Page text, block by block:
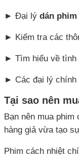
► Đại lý dán
► Kiểm tra các
► Tìm hiểu về tình
► Các đại lý chính
Tại sao nên
Bạn nên mua
hàng giả vừa tạo
Phim cách nhiệt